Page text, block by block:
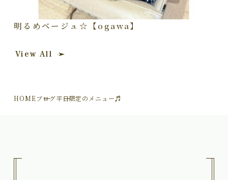
明るめベージュ☆【ogawa】
View All
HOMEブログ平日限定のメニュー♬